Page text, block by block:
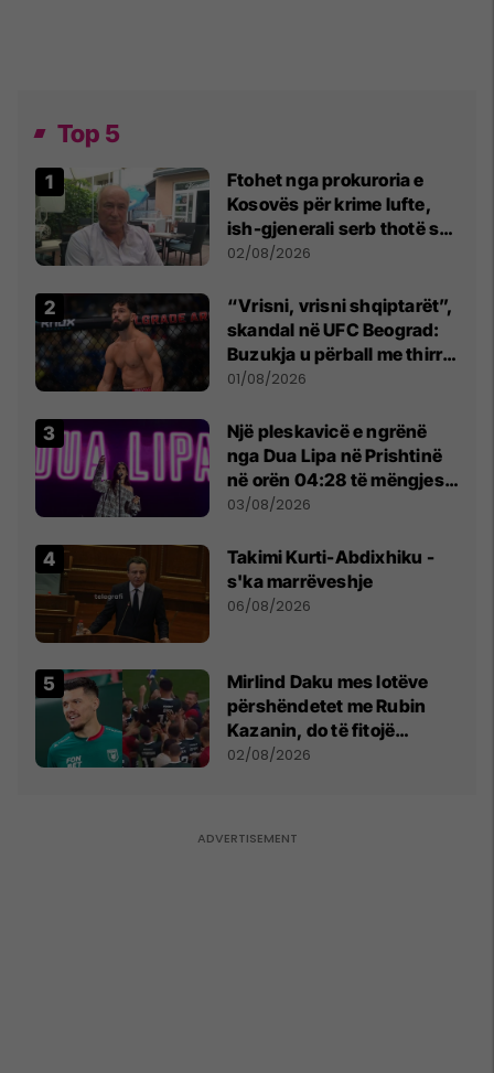
Top 5
Ftohet nga prokuroria e
Kosovës për krime lufte,
ish-gjenerali serb thotë se
dikush e tradhtoi në
02/08/2026
“Vrisni, vrisni shqiptarët”,
skandal në UFC Beograd:
Buzukja u përball me thirrje
anti-shqiptare nga
01/08/2026
Një pleskavicë e ngrënë
nga Dua Lipa në Prishtinë
në orën 04:28 të mëngjesit
- dhe bota digjitale serbe
03/08/2026
Takimi Kurti-Abdixhiku -
s'ka marrëveshje
06/08/2026
Mirlind Daku mes lotëve
përshëndetet me Rubin
Kazanin, do të fitojë
miliona te Spartak Moska
02/08/2026